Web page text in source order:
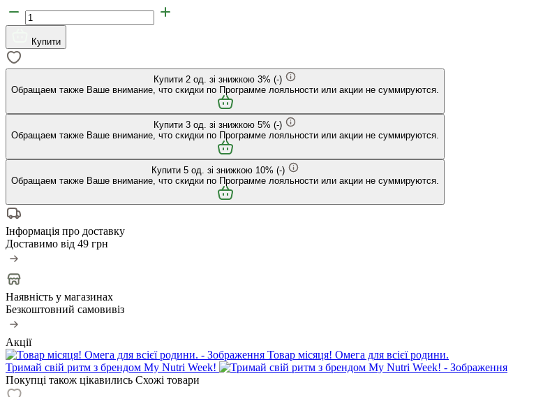
Купити
Купити 2 од. зі знижкою 3% (-)
Обращаем также Ваше внимание, что скидки по Программе лояльности или акции не суммируются.
Купити 3 од. зі знижкою 5% (-)
Обращаем также Ваше внимание, что скидки по Программе лояльности или акции не суммируются.
Купити 5од. зі знижкою 10% (-)
Обращаем также Ваше внимание, что скидки по Программе лояльности или акции не суммируются.
Інформація про доставку
Доставимо від 49 грн
Наявність у магазинах
Безкоштовний самовивіз
Акції
Товар місяця! Омега для всієї родини.
Тримай свій ритм з брендом My Nutri Week!
Покупці також цікавились Схожі товари